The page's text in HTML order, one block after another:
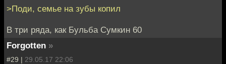
>Поди, семье на зубы копил
В три ряда, как Бульба Сумкин 60
Forgotten »
#29 | 29.05.17 22:06